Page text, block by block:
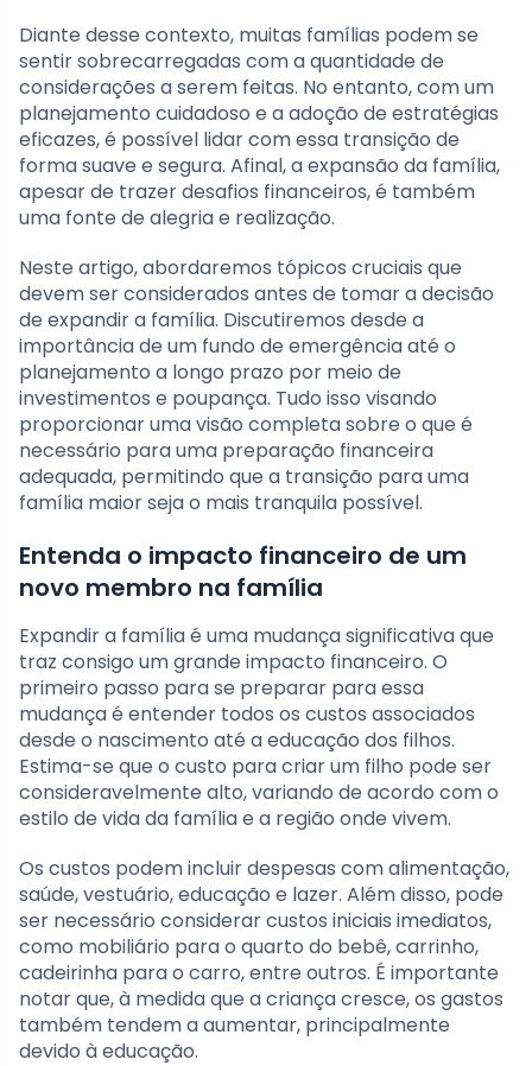
Diante desse contexto, muitas famílias podem se
sentir sobrecarregadas com a quantidade de
considerações a serem feitas. No entanto, com um
planejamento cuidadoso e a adoção de estratégias
eficazes, é possível lidar com essa transição de
forma suave e segura. Afinal, a expansão da família,
apesar de trazer desafios financeiros, é também
uma fonte de alegria e realização.
Neste artigo, abordaremos tópicos cruciais que
devem ser considerados antes de tomar a decisão
de expandir a família. Discutiremos desde a
importância de um fundo de emergência até o
planejamento a longo prazo por meio de
investimentos e poupança. Tudo isso visando
proporcionar uma visão completa sobre o que é
necessário para uma preparação financeira
adequada, permitindo que a transição para uma
família maior seja o mais tranquila possível.
Entenda o impacto financeiro de um
novo membro na família
Expandir a família é uma mudança significativa que
traz consigo um grande impacto financeiro. O
primeiro passo para se preparar para essa
mudança é entender todos os custos associados
desde o nascimento até a educação dos filhos.
Estima-se que o custo para criar um filho pode ser
consideravelmente alto, variando de acordo com o
estilo de vida da família e a região onde vivem.
Os custos podem incluir despesas com alimentação,
saúde, vestuário, educação e lazer. Além disso, pode
ser necessário considerar custos iniciais imediatos,
como mobiliário para o quarto do bebê, carrinho,
cadeirinha para o carro, entre outros. É importante
notar que, à medida que a criança cresce, os gastos
também tendem a aumentar, principalmente
devido à educação.